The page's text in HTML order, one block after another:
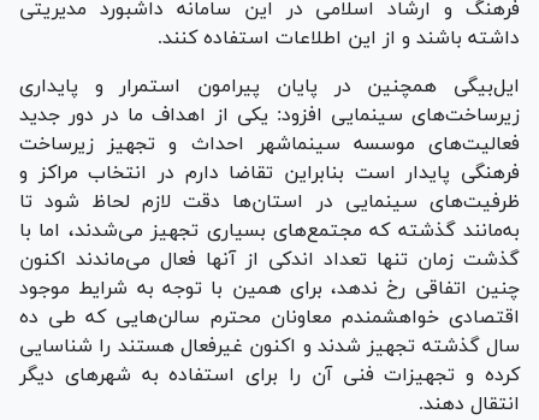
فرهنگ و ارشاد اسلامی در این سامانه داشبورد مدیریتی
داشته باشند و از این اطلاعات استفاده کنند.
ایل‌بیگی همچنین در پایان پیرامون استمرار و پایداری
زیرساخت‌های سینمایی افزود: یکی از اهداف ما در دور جدید
فعالیت‌های موسسه سینماشهر احداث و تجهیز زیرساخت
فرهنگی پایدار است بنابراین تقاضا دارم در انتخاب مراکز و
ظرفیت‌های سینمایی در استان‌ها دقت لازم لحاظ شود تا
به‌مانند گذشته که مجتمع‌های بسیاری تجهیز می‌شدند، اما با
گذشت زمان تنها تعداد اندکی از آنها فعال می‌ماندند اکنون
چنین اتفاقی رخ ندهد، برای همین با توجه به شرایط موجود
اقتصادی خواهشمندم معاونان محترم سالن‌هایی که طی ده
سال گذشته تجهیز شدند و اکنون غیرفعال هستند را شناسایی
کرده و تجهیزات فنی آن را برای استفاده به شهر‌های دیگر
انتقال دهند.